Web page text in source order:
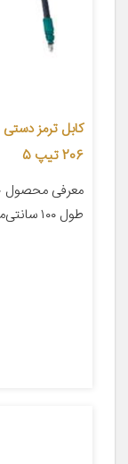
206 تیپ 5
طول ۱۰۰ سانتی‌متر تعداد در بسته‌بندی ۱